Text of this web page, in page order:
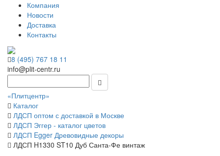
Компания
Новости
Доставка
Контакты
8 (495) 767 18 11
info@plit-centr.ru
«Плитцентр»
Каталог
ЛДСП оптом с доставкой в Москве
ЛДСП Эггер - каталог цветов
ЛДСП Egger Древовидные декоры
ЛДСП H1330 ST10 Дуб Санта-Фе винтаж